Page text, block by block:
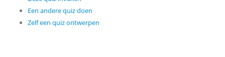
Een andere quiz doen
Zelf een quiz ontwerpen